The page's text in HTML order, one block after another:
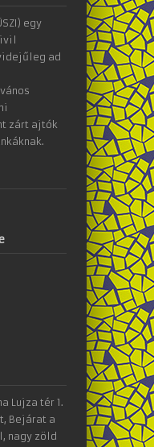
egy
ad
zárt ajtók
Lujza tér 1.
Bejárat a
nagy zöld